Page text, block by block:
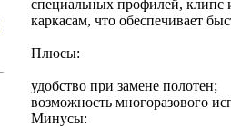
специальных профилей, клипс
каркасам, что обеспечивает
Плюсы:
удобство при замене полотен;
возможность многоразового
Минусы: